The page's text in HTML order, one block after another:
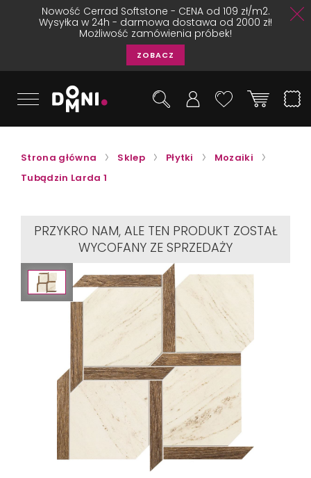
Nowość Cerrad Softstone - CENA od 109 zł/m2.
Wysyłka w 24h - darmowa dostawa od 2000 zł!
Możliwość zamówienia próbek!
ZOBACZ
Strona główna Sklep Płytki
Mozaiki
Tubądzin Larda 1
PRZYKRO NAM, ALE TEN PRODUKT ZOSTAŁ
WYCOFANY ZE SPRZEDAŻY